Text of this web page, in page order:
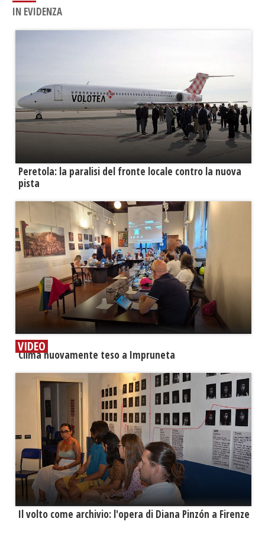
IN EVIDENZA
Peretola: la paralisi del fronte locale contro la nuova
pista
VIDEO
​Clima nuovamente teso a Impruneta
​Il volto come archivio: l'opera di Diana Pinzón a Firenze